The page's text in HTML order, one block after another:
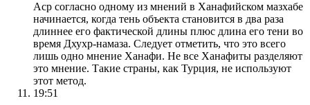
Аср согласно одному из мнений в Ханафийском мазхабе
начинается, когда тень объекта становится в два раза
длиннее его фактической длины плюс длина его тени во
время Дхухр-намаза. Следует отметить, что это всего
лишь одно мнение Ханафи. Не все Ханафиты разделяют
это мнение. Такие страны, как Турция, не используют
этот метод.
19:51